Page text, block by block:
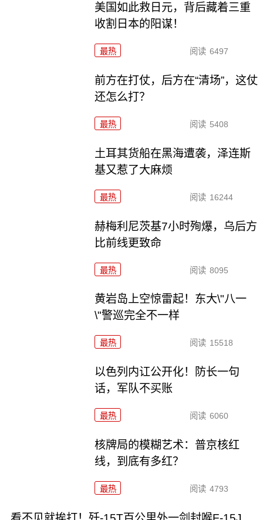
美国如此救日元，背后藏着三重
收割日本的阳谋！
最热 阅读 6497
前方在打仗，后方在“清场”，这仗
还怎么打？
最热 阅读 5408
土耳其货船在黑海遭袭，泽连斯
基又惹了大麻烦
最热 阅读 16244
赫梅利尼茨基7小时殉爆，乌后方
比前线更致命
最热 阅读 8095
黄岩岛上空惊雷起！东大\"八一
\"警巡完全不一样
最热 阅读 15518
以色列内讧公开化！防长一句
话，军队不买账
最热 阅读 6060
核牌局的模糊艺术：普京核红
线，到底有多红？
最热 阅读 4793